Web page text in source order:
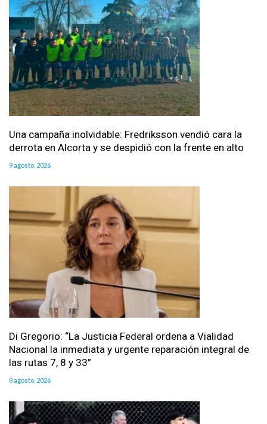
Una campaña inolvidable: Fredriksson vendió cara la
derrota en Alcorta y se despidió con la frente en alto
9 agosto, 2026
Di Gregorio: “La Justicia Federal ordena a Vialidad
Nacional la inmediata y urgente reparación integral de
las rutas 7, 8 y 33”
8 agosto, 2026